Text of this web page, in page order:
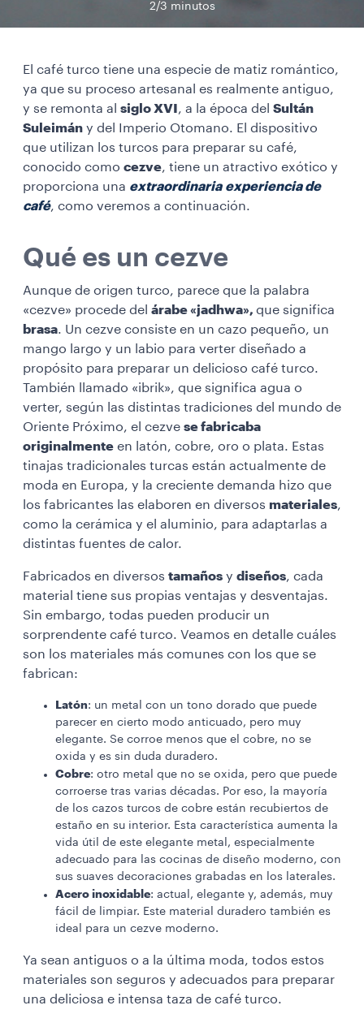
2/3 minutos
El café turco tiene una especie de matiz romántico,
ya que su proceso artesanal es realmente antiguo,
y se remonta al siglo XVI , a la época del Sultán
Suleimán y del Imperio Otomano. El dispositivo
que utilizan los turcos para preparar su café,
conocido como cezve, tiene un atractivo exótico y
proporciona una extraordinaria experiencia de
café, como veremos a continuación.
Qué es un cezve
Aunque de origen turco, parece que la palabra
«cezve» procede del árabe «jadhwa», que significa
brasa. Un cezve consiste en un cazo pequeño, un
mango largo y un labio para verter diseñado a
propósito para preparar un delicioso café turco.
También llamado «ibrik», que significa agua o
verter, según las distintas tradiciones del mundo de
Oriente Próximo, el cezve se fabricaba
originalmente en latón, cobre, oro o plata. Estas
tinajas tradicionales turcas están actualmente de
moda en Europa, y la creciente demanda hizo que
los fabricantes las elaboren en diversos materiales,
como la cerámica y el aluminio, para adaptarlas a
distintas fuentes de calor.
Fabricados en diversos tamaños y diseños, cada
material tiene sus propias ventajas y desventajas.
Sin embargo, todas pueden producir un
sorprendente café turco. Veamos en detalle cuáles
son los materiales más comunes con los que se
fabrican:
Latón: un metal con un tono dorado que puede
parecer en cierto modo anticuado, pero muy
elegante. Se corroe menos que el cobre, no se
oxida y es sin duda duradero.
Cobre: otro metal que no se oxida, pero que puede
corroerse tras varias décadas. Por eso, la mayoría
de los cazos turcos de cobre están recubiertos de
estaño en su interior. Esta característica aumenta la
vida útil de este elegante metal, especialmente
adecuado para las cocinas de diseño moderno, con
sus suaves decoraciones grabadas en los laterales.
Acero inoxidable: actual, elegante y, además, muy
fácil de limpiar. Este material duradero también es
ideal para un cezve moderno.
Ya sean antiguos o a la última moda, todos estos
materiales son seguros y adecuados para preparar
una deliciosa e intensa taza de café turco.